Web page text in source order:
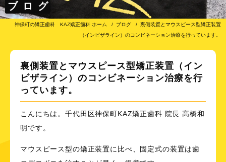
ブ ロ グ
神保町の矯正歯科 KAZ矯正歯科 ホーム ブログ
裏側装置とマウスピース型矯正装置
（インビザライン）のコンビネーション治療を行っています。
裏側装置とマウスピース型矯正装置（イン
ビザライン）のコンビネーション治療を行
っています。
こんにちは。千代田区神保町KAZ矯正歯科 院長 高橋和
明です。
マウスピース型の矯正装置に比べ、固定式の装置は歯
その他